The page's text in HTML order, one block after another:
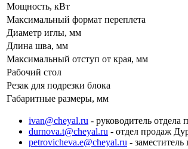
Мощность, кВт
Максимальный формат переплета
Диаметр иглы, мм
Длина шва, мм
Максимальный отступ от края, мм
Рабочий стол
Резак для подрезки блока
Габаритные размеры, мм
ivan@cheyal.ru - руководитель
durnova.t@cheyal.ru - отдел продаж
petrovicheva.e@cheyal.ru -